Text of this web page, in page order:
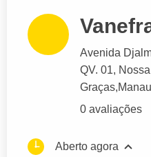
Avenida
QV. 01,
Graças,
0 avaliações
Aberto agora